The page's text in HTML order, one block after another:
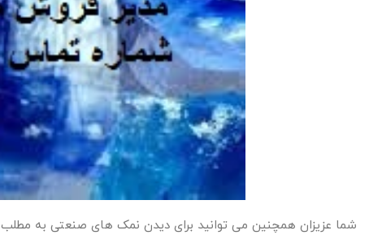
شما عزیزان همچنین می توانید برای دیدن نمک های صنعتی به مطلب